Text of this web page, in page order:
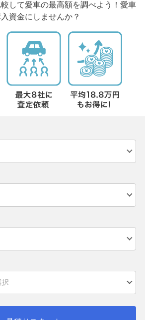
して愛車の最高額を調べよう！愛車
資金にしませんか？